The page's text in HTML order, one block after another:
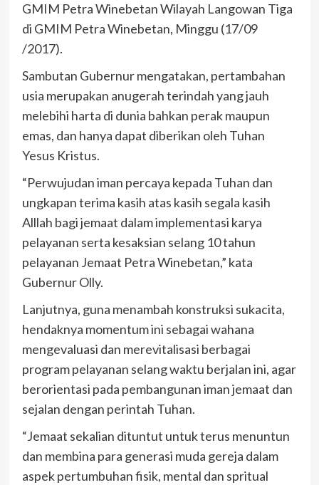
GMIM Petra Winebetan Wilayah Langowan Tiga
di GMIM Petra Winebetan, Minggu (17/09
/2017).
Sambutan Gubernur mengatakan, pertambahan
usia merupakan anugerah terindah yang jauh
melebihi harta di dunia bahkan perak maupun
emas, dan hanya dapat diberikan oleh Tuhan
Yesus Kristus.
“Perwujudan iman percaya kepada Tuhan dan
ungkapan terima kasih atas kasih segala kasih
Alllah bagi jemaat dalam implementasi karya
pelayanan serta kesaksian selang 10 tahun
pelayanan Jemaat Petra Winebetan,” kata
Gubernur Olly.
Lanjutnya, guna menambah konstruksi sukacita,
hendaknya momentum ini sebagai wahana
mengevaluasi dan merevitalisasi berbagai
program pelayanan selang waktu berjalan ini, agar
berorientasi pada pembangunan iman jemaat dan
sejalan dengan perintah Tuhan.
“Jemaat sekalian dituntut untuk terus menuntun
dan membina para generasi muda gereja dalam
aspek pertumbuhan fisik, mental dan spritual